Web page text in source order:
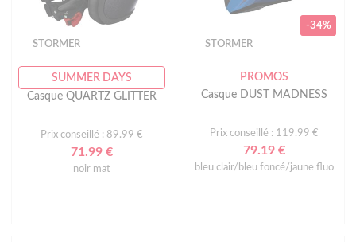
STORMER
SUMMER DAYS
Casque QUARTZ GLITTER
Prix conseillé : 89.99 €
71.99 €
noir mat
-34%
STORMER
PROMOS
Casque DUST MADNESS
Prix conseillé : 119.99 €
79.19 €
bleu clair/bleu foncé/jaune fluo